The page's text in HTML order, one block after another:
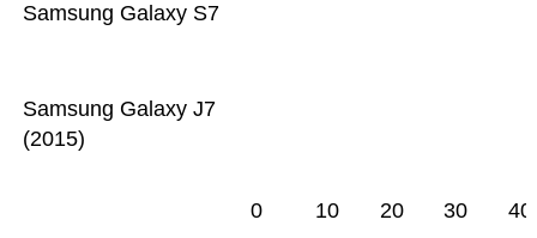
Samsung Galaxy J7
(2015)
Samsung Galaxy S7
0 10 20 30 40